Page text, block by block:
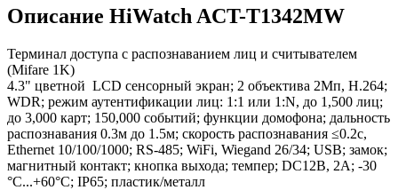
Описание HiWatch ACT-T1342MW
Терминал доступа с распознаванием лиц и считывателем
(Mifare 1K)
4.3" цветной LCD сенсорный экран; 2 объектива 2Мп, H.264;
WDR; режим аутентификации лиц: 1:1 или 1:N, до 1,500 лиц;
до 3,000 карт; 150,000 событий; функции домофона; дальность
распознавания 0.3м до 1.5м; скорость распознавания ≤0.2с,
Ethernet 10/100/1000; RS-485; WiFi, Wiegand 26/34; USB; замок;
магнитный контакт; кнопка выхода; темпер; DC12В, 2А; -30
°C...+60°C; IP65; пластик/металл